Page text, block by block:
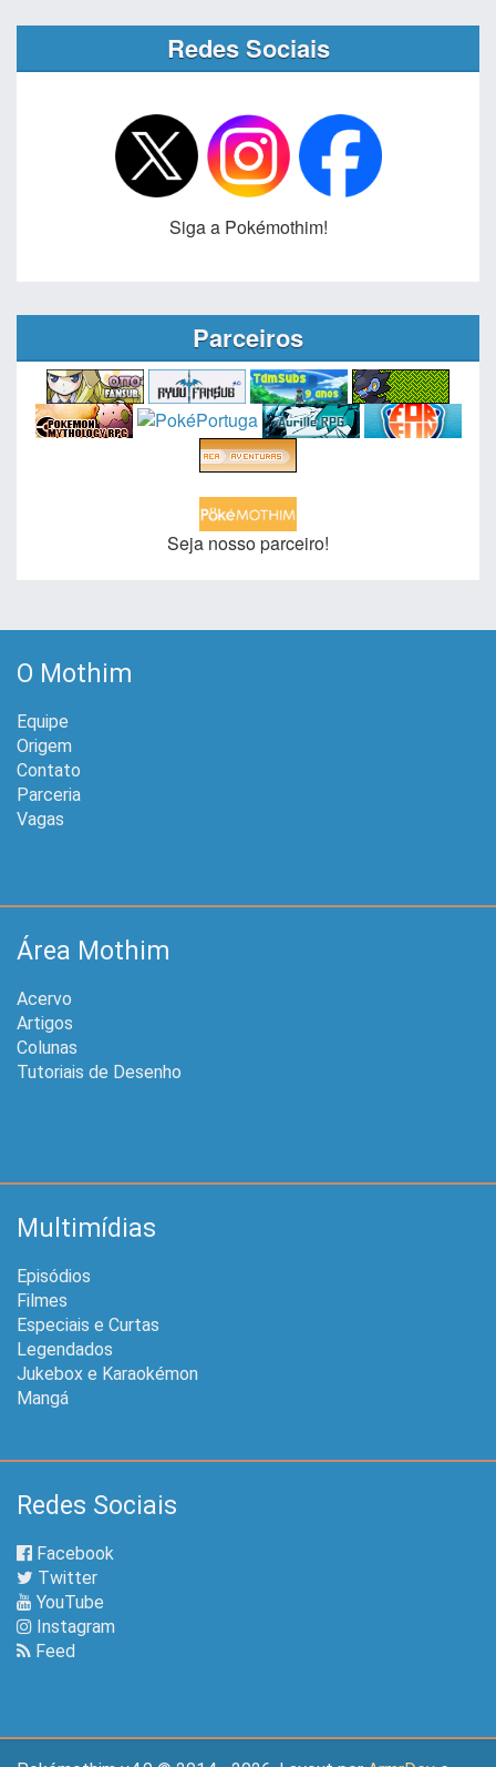
Redes Sociais
Siga a Pokémothim!
Parceiros
Seja nosso parceiro!
O Mothim
Equipe
Origem
Contato
Parceria
Vagas
Área Mothim
Acervo
Artigos
Colunas
Tutoriais de Desenho
Multimídias
Episódios
Filmes
Especiais e Curtas
Legendados
Jukebox e Karaokémon
Mangá
Redes Sociais
Facebook
Twitter
YouTube
Instagram
Feed